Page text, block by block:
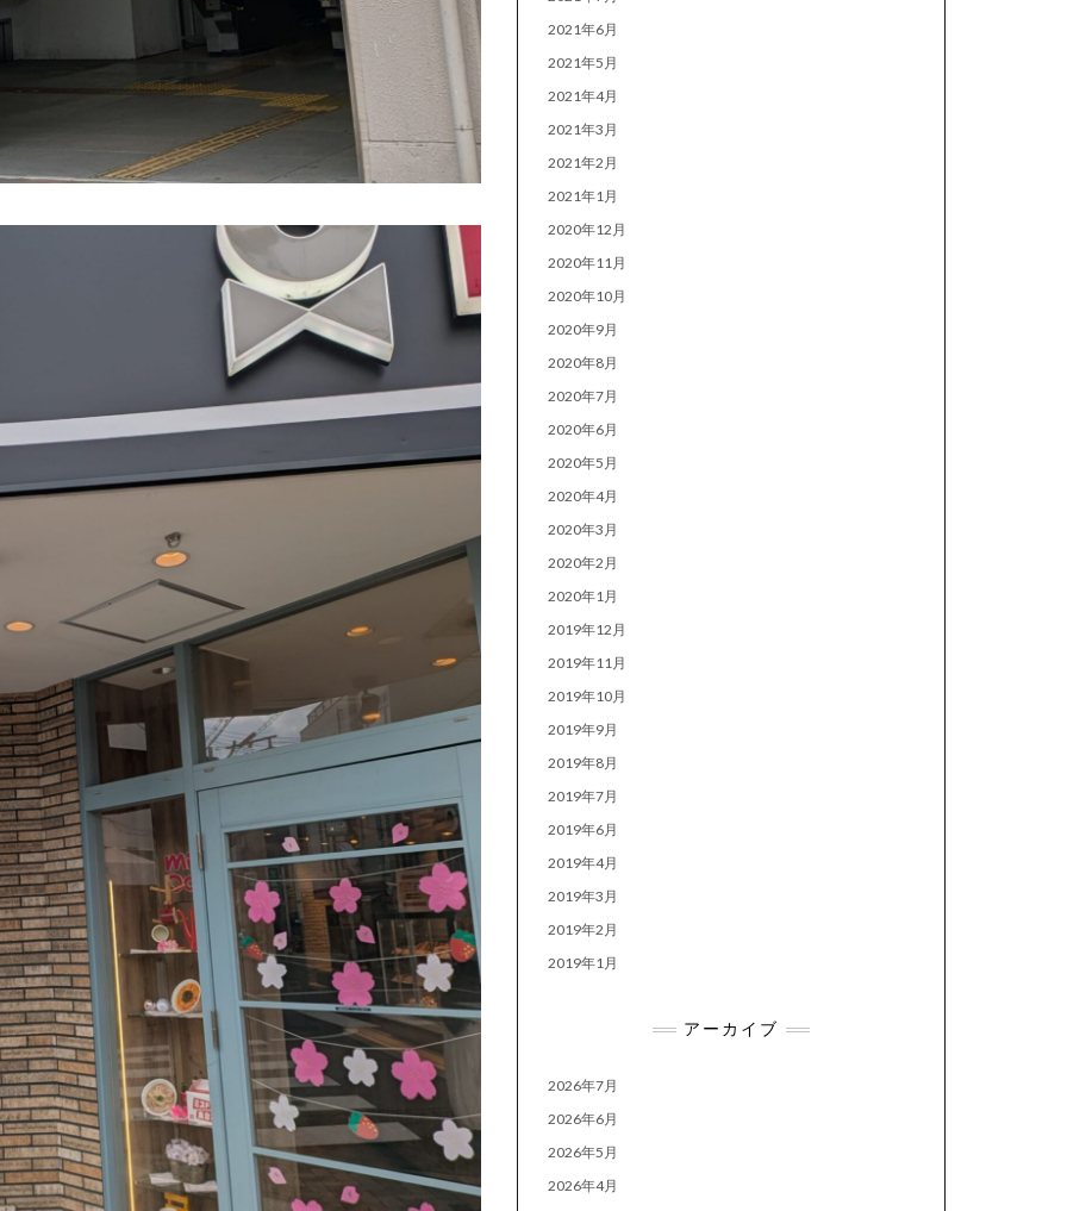
2021年6月
2021年5月
2021年4月
2021年3月
2021年2月
2021年1月
2020年12月
2020年11月
2020年10月
2020年9月
2020年8月
2020年7月
2020年6月
2020年5月
2020年4月
2020年3月
2020年2月
2020年1月
2019年12月
2019年11月
2019年10月
2019年9月
2019年8月
2019年7月
2019年6月
2019年4月
2019年3月
2019年2月
2019年1月
アーカイブ
2026年7月
2026年6月
2026年5月
2026年4月